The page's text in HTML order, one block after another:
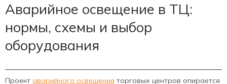
Аварийное освещение в ТЦ:
нормы, схемы и выбор
оборудования
Проект аварийного освещения торговых центров опирается